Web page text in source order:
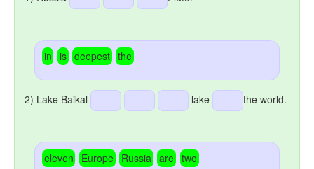
in is deepest the
2) Lake Baikal lake the world.
eleven Europe Russia are two